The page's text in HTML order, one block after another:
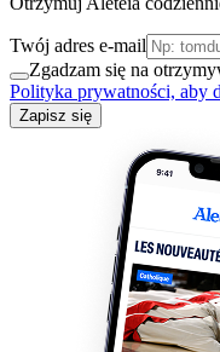
Twój adres e-mail
Zgadzam się na
Polityka prywatności, aby
Zapisz się